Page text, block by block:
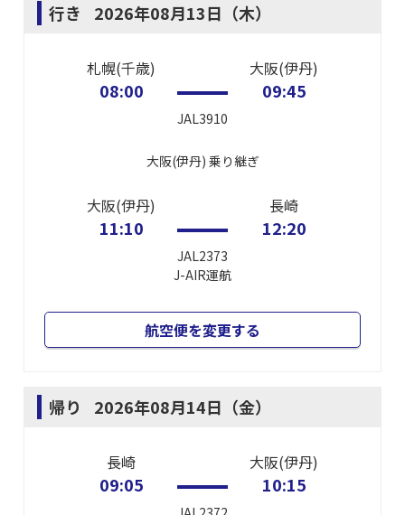
行き 2026年08月13日（木）
札幌(千歳)
08:00
JAL3910
大阪(伊丹)
09:45
大阪(伊丹) 乗り継ぎ
大阪(伊丹)
11:10
JAL2373
J-AIR運航
長崎
12:20
航空便を変更する
帰り 2026年08月14日（金）
長崎
09:05
大阪(伊丹)
10:15